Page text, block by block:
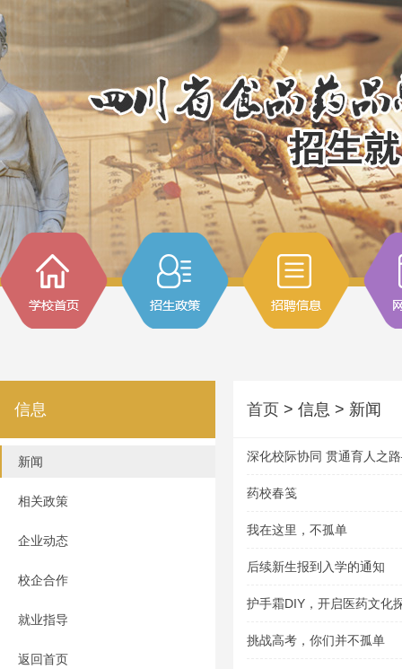
信息
新闻
相关政策
企业动态
校企合作
就业指导
返回首页
首页 > 信息 > 新闻
深化校际协同 贯通育人之
与资阳口腔职业学院举行
仪式
药校春笺
我在这里，不孤单
后续新生报到入学的通知
护手霜DIY，开启医药文化
挑战高考，你们并不孤单